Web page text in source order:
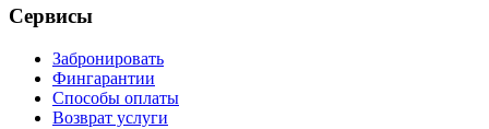
Сервисы
Забронировать
Фингарантии
Способы оплаты
Возврат услуги